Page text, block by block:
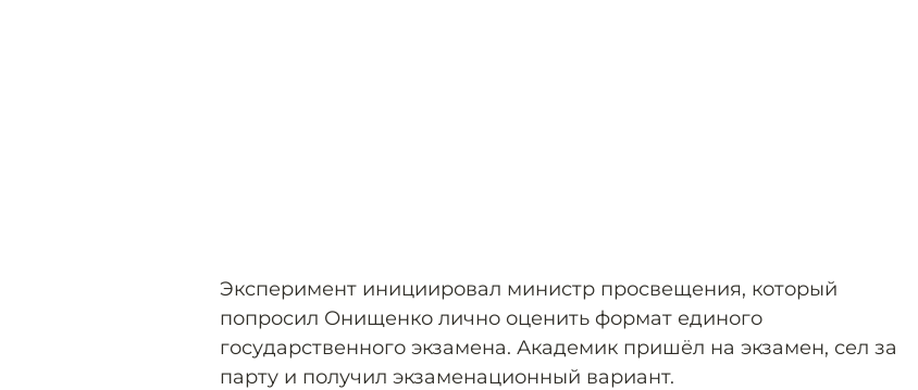
Эксперимент инициировал министр просвещения, который
попросил Онищенко лично оценить формат единого
государственного экзамена. Академик пришёл на экзамен, сел за
парту и получил экзаменационный вариант.